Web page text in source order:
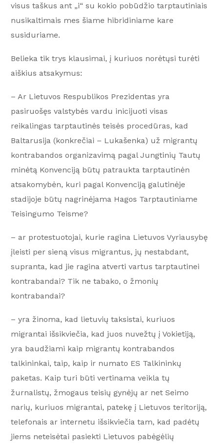
visus taškus ant „i“ su kokio pobūdžio tarptautiniais
nusikaltimais mes šiame hibridiniame kare
susiduriame.
Belieka tik trys klausimai, į kuriuos norėtųsi turėti
aiškius atsakymus:
– Ar Lietuvos Respublikos Prezidentas yra
pasiruošęs valstybės vardu inicijuoti visas
reikalingas tarptautinės teisės procedūras, kad
Baltarusija (konkrečiai – Lukašenka) už migrantų
kontrabandos organizavimą pagal Jungtinių Tautų
minėtą Konvenciją būtų patraukta tarptautinėn
atsakomybėn, kuri pagal Konvenciją galutinėje
stadijoje būtų nagrinėjama Hagos Tarptautiniame
Teisingumo Teisme?
– ar protestuotojai, kurie ragina Lietuvos Vyriausybę
įleisti per sieną visus migrantus, jų nestabdant,
supranta, kad jie ragina atverti vartus tarptautinei
kontrabandai? Tik ne tabako, o žmonių
kontrabandai?
– yra žinoma, kad lietuvių taksistai, kuriuos
migrantai išsikviečia, kad juos nuvežtų į Vokietiją,
yra baudžiami kaip migrantų kontrabandos
talkininkai, taip, kaip ir numato ES Talkininkų
paketas. Kaip turi būti vertinama veikla tų
žurnalistų, žmogaus teisių gynėjų ar net Seimo
narių, kuriuos migrantai, patekę į Lietuvos teritoriją,
telefonais ar internetu išsikviečia tam, kad padėtų
jiems neteisėtai pasiekti Lietuvos pabėgėlių